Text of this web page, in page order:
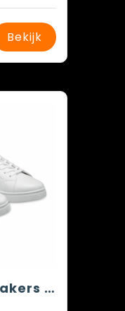
Bekijk
BLANCOS - Sneakers in PU maat 42